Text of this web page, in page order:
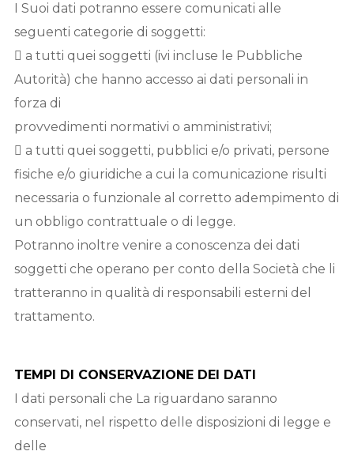
I Suoi dati potranno essere comunicati alle
seguenti categorie di soggetti:
 a tutti quei soggetti (ivi incluse le Pubbliche
Autorità) che hanno accesso ai dati personali in
forza di
provvedimenti normativi o amministrativi;
 a tutti quei soggetti, pubblici e/o privati, persone
fisiche e/o giuridiche a cui la comunicazione risulti
necessaria o funzionale al corretto adempimento di
un obbligo contrattuale o di legge.
Potranno inoltre venire a conoscenza dei dati
soggetti che operano per conto della Società che li
tratteranno in qualità di responsabili esterni del
trattamento.
TEMPI DI CONSERVAZIONE DEI DATI
I dati personali che La riguardano saranno
conservati, nel rispetto delle disposizioni di legge e
delle